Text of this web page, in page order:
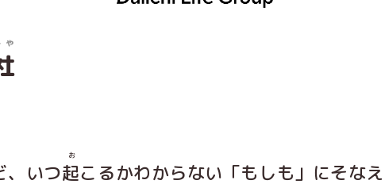
、いつ起
お
こるかわからない「もしも」にそなえ